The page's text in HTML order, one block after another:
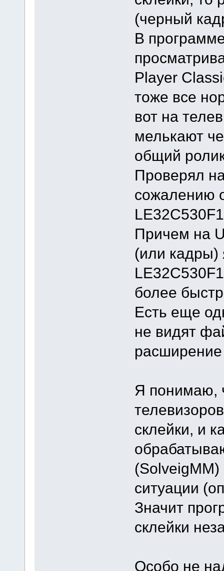
(черный
В
Player
тоже все
вот на
мелькают
общий
Проверял
сожалению
Причем на
(или кадры)
более
Есть еще
не видят
Я понимаю,
склейки, и
(SolveigMM)
ситуации
Значит
склейки
Особо не